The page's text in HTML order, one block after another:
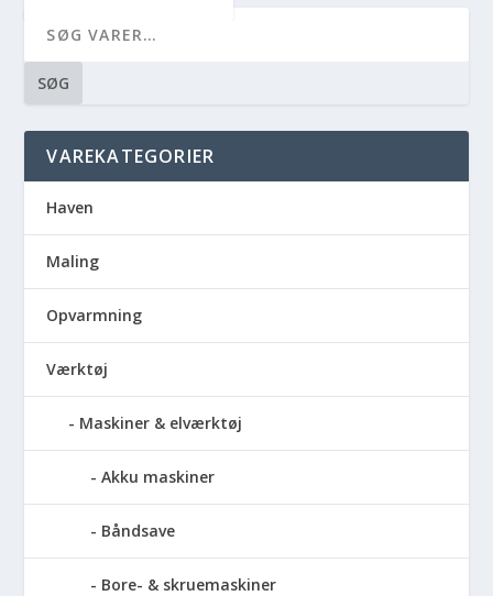
SØG
VAREKATEGORIER
Haven
Maling
Opvarmning
Værktøj
Maskiner & elværktøj
Akku maskiner
Båndsave
Bore- & skruemaskiner